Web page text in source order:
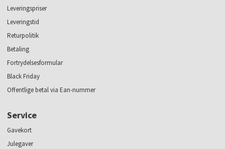
Leveringspriser
Leveringstid
Returpolitik
Betaling
Fortrydelsesformular
Black Friday
Offentlige betal via Ean-nummer
Service
Gavekort
Julegaver